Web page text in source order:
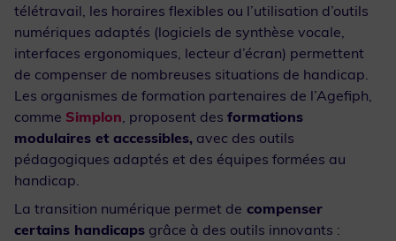
télétravail, les horaires flexibles ou l’utilisation d’outils
numériques adaptés (logiciels de synthèse vocale,
interfaces ergonomiques, lecteur d’écran) permettent
de compenser de nombreuses situations de handicap.
Les organismes de formation partenaires de l’Agefiph,
comme Simplon, proposent des formations
modulaires et accessibles, avec des outils
pédagogiques adaptés et des équipes formées au
handicap.
La transition numérique permet de compenser
certains handicaps grâce à des outils innovants :